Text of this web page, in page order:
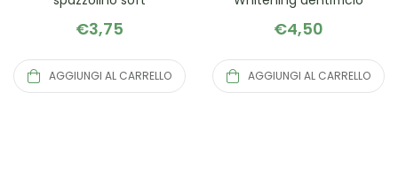
€3,75
AGGIUNGI AL CARRELLO
€4,50
AGGIUNGI AL CARRELLO